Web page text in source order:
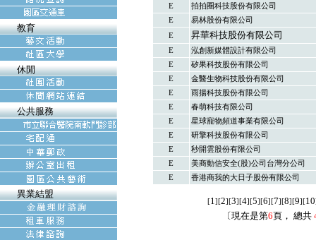
教育
休閒
公共服務
異業結盟
E
拍拍圈科技股份有限公司
E
易林股份有限公司
E
昇華科技股份有限公司
E
泓創新媒體設計有限公司
E
矽果科技股份有限公司
E
金醫生物科技股份有限公司
E
雨揚科技股份有限公司
E
春萌科技有限公司
E
星球寵物頻道事業有限公司
E
研擎科技股份有限公司
E
秒開雲股份有限公司
E
美商動信安全(股)公司台灣分公司
E
香港商我的大日子股份有限公司
[1][2][3][4][5][6][7][8][9][10
〔現在是第6頁， 總共